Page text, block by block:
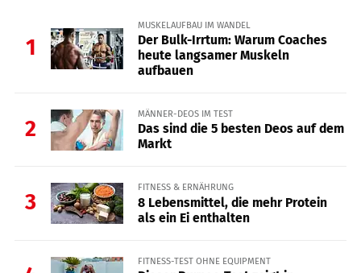
1
MUSKELAUFBAU IM WANDEL
Der Bulk-Irrtum: Warum Coaches
heute langsamer Muskeln
aufbauen
2
MÄNNER-DEOS IM TEST
Das sind die 5 besten Deos auf dem
Markt
3
FITNESS & ERNÄHRUNG
8 Lebensmittel, die mehr Protein
als ein Ei enthalten
FITNESS-TEST OHNE EQUIPMENT